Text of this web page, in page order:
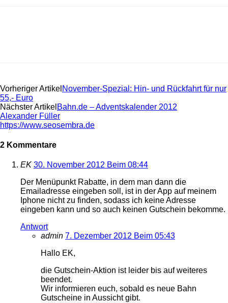
Vorheriger Artikel November-Spezial: Hin- und Rückfahrt für nur
55,- Euro
Nächster Artikel Bahn.de – Adventskalender 2012
Alexander Füller
https://www.seosembra.de
2 Kommentare
EK 30. November 2012 Beim 08:44
Der Menüpunkt Rabatte, in dem man dann die
Emailadresse eingeben soll, ist in der App auf meinem
Iphone nicht zu finden, sodass ich keine Adresse
eingeben kann und so auch keinen Gutschein bekomme.
Antwort
admin 7. Dezember 2012 Beim 05:43
Hallo EK,
die Gutschein-Aktion ist leider bis auf weiteres
beendet.
Wir informieren euch, sobald es neue Bahn
Gutscheine in Aussicht gibt.